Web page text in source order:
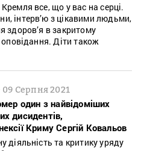
все, що у вас на серці.
інтерв’ю з цікавими людьми,
здоров’я в закритому
оповідання. Діти також
09 Серпня 2021
один з найвідоміших
дисидентів,
Криму Сергій Ковальов
діяльність та критику уряду